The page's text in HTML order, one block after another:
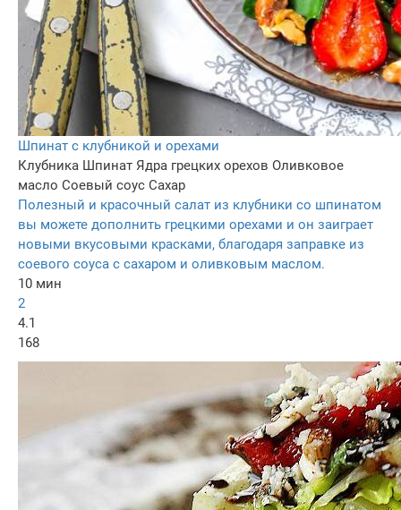
Шпинат с клубникой и орехами
Клубника Шпинат Ядра грецких орехов Оливковое
масло Соевый соус Сахар
Полезный и красочный салат из клубники со шпинатом
вы можете дополнить грецкими орехами и он заиграет
новыми вкусовыми красками, благодаря заправке из
соевого соуса с сахаром и оливковым маслом.
10 мин
2
4.1
168